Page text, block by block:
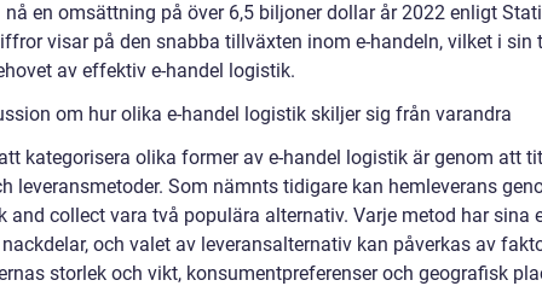
nå en omsättning på över 6,5 biljoner dollar år 2022 enligt
visar på den snabba tillväxten inom e-handeln, vilket i sin
av effektiv e-handel logistik.
om hur olika e-handel logistik skiljer sig från varandra
kategorisera olika former av e-handel logistik är genom att
leveransmetoder. Som nämnts tidigare kan hemleverans
and collect vara två populära alternativ. Varje metod har sina
och valet av leveransalternativ kan påverkas av
storlek och vikt, konsumentpreferenser och geografisk